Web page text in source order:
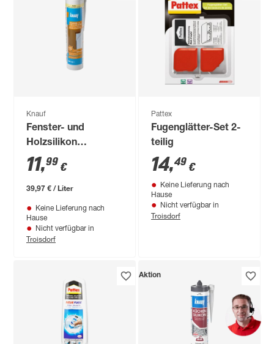
Knauf
Fenster- und
Holzsilikon
kieferfarben 300 ml
11,99 €
39,97 € / Liter
Keine Lieferung nach
Hause
Nicht verfügbar in
Troisdorf
Pattex
Fugenglätter-Set 2-
teilig
14,49 €
Keine Lieferung nach
Hause
Nicht verfügbar in
Troisdorf
Aktion